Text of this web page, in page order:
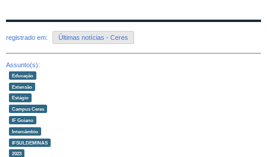
registrado em: Últimas notícias - Ceres
Assunto(s):
Educação
Extensão
Estágio
Campus Ceres
IF Goiano
Intercâmbio
IFSULDEMINAS
2023